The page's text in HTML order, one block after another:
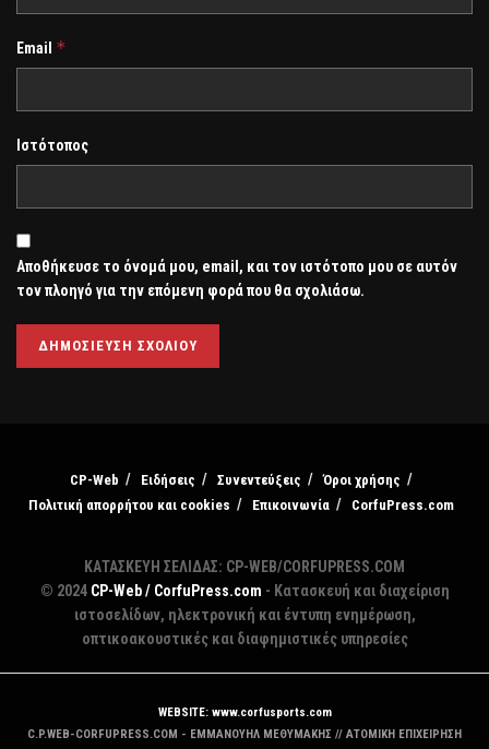
Email *
Ιστότοπος
Αποθήκευσε το όνομά μου, email, και τον ιστότοπο μου σε αυτόν
τον πλοηγό για την επόμενη φορά που θα σχολιάσω.
CP-Web Ειδήσεις Συνεντεύξεις
Όροι χρήσης
Πολιτική απορρήτου και cookies
Επικοινωνία CorfuPress.com
ΚΑΤΑΣΚΕΥΗ ΣΕΛΙΔΑΣ: CP-WEB/CORFUPRESS.COM
© 2024 CP-Web / CorfuPress.com - Κατασκευή και διαχείριση
ιστοσελίδων, ηλεκτρονική και έντυπη ενημέρωση,
οπτικοακουστικές και διαφημιστικές υπηρεσίες
WEBSITE: www.corfusports.com
C.P.WEB-CORFUPRESS.COM - ΕΜΜΑΝΟΥΗΛ ΜΕΘΥΜΑΚΗΣ // ΑΤΟΜΙΚΗ ΕΠΙΧΕΙΡΗΣΗ